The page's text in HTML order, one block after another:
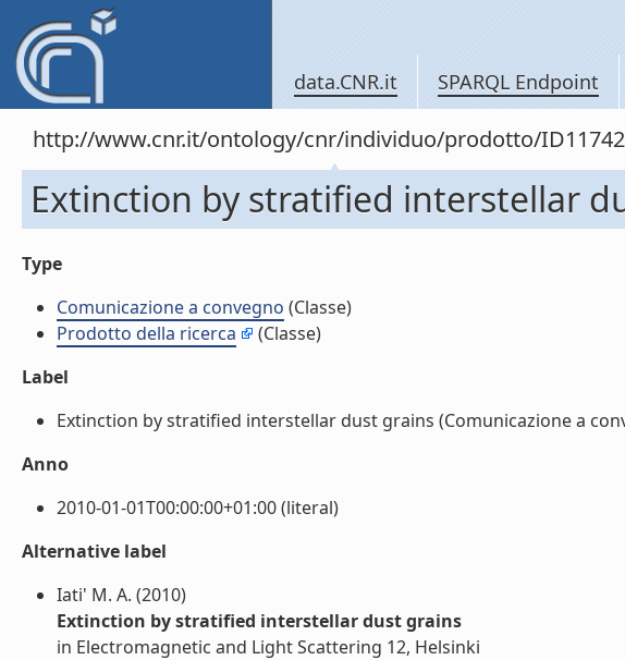
data.CNR.it SPARQL Endpoint
http://www.cnr.it/ontology/cnr/individuo/prodotto/
Extinction by stratified interstellar
Type
Comunicazione a convegno (Classe)
Prodotto della ricerca
(Classe)
Label
Extinction by stratified interstellar dust grains (Comunicazione a
Anno
2010-01-01T00:00:00+01:00 (literal)
Alternative label
Iati' M. A. (2010)
Extinction by stratified interstellar dust grains
in Electromagnetic and Light Scattering 12, Helsinki